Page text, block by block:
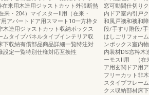
来用木造用ジャストカット外張断熱
・204）マイスターⅡ用（在来・
アパートドア用スマート10一方枠タ
木造用ジャストカット収納ボックス
ムタイプパネルタイプインテリア収
下収納有償部品商品詳細一覧特注対
設定一覧特別仕様対応互換性
窓可動間仕切り
内ドア室内引戸
和風戸襖和襖和
段/手すり階段/手
はしごリフォー
ンボックス室内
内装材DS窓枠木
ーモスⅡ用 （在
ア用玄関ドア用
フリーカット非
スタイプフレー
クス収納部材床